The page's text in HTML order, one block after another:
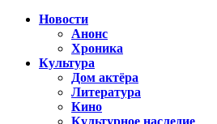
Новости
Анонс
Хроника
Культура
Дом актёра
Литература
Кино